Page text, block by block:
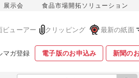
展示会 食品市場開拓ソリューション
ビューアー クリッピング 最新の紙面
マガ登録 電子版のお申込み 新聞の